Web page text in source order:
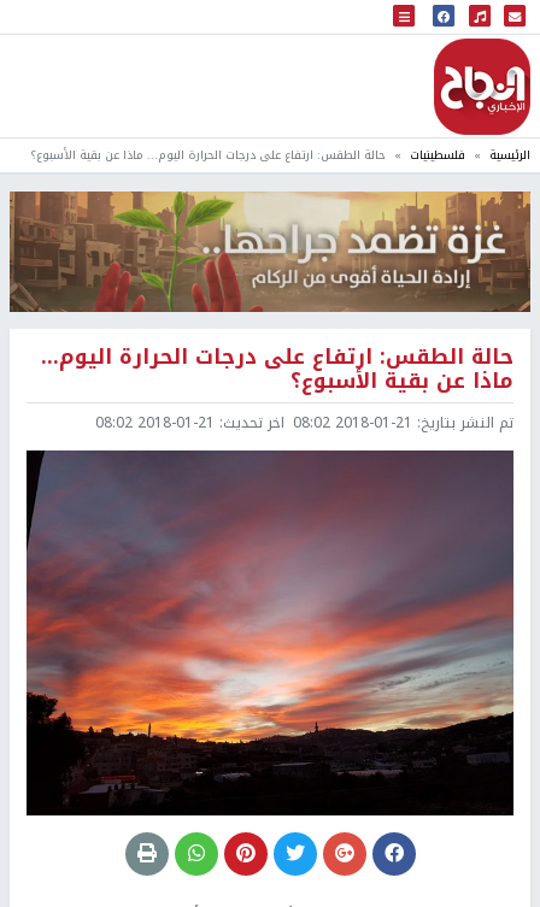
البث المباشر
إذاعة النجاح
الرئيسية فلسطينيات حالة الطقس: ارتفاع على درجات الحرارة اليوم... ماذا عن بقية الأسبوع؟
حالة الطقس: ارتفاع على درجات الحرارة اليوم...
ماذا عن بقية الأسبوع؟
تم النشر بتاريخ: 2018-01-21 08:02 اخر تحديث: 2018-01-21 08:02